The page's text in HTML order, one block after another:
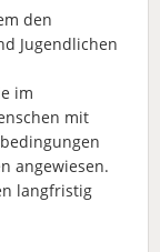
den
Jugendlichen
im
mit
angewiesen.
langfristig